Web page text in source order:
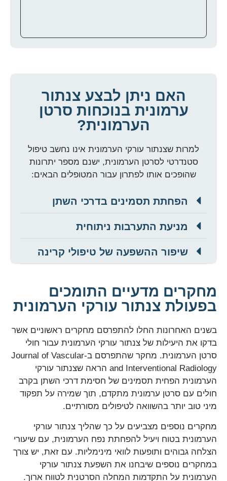
האם ניתן לבצע צנתור
ערמונית בנוכחות סרטן
הערמונית?
למרות שצנתור עורקי הערמונית אינו נחשב טיפול
סטנדרטי לסרטן הערמונית, ישנם מספר יתרונות
שהופכים אותו לפתרון עבור המטופלים הבאים:
הפחתת תסמינים בדרכי השתן
מניעת התערבות ניתוחית
שיפור ההשפעה של טיפולי קרינה
מחקרים מדעיים התומכים
בפעולת צנתור עורקי הערמונית
בשנים האחרונות החלו להתפרסם מחקרים ראשוניים אשר
בדקו את היעילות של צנתור עורקי הערמונית עבור חולי
סרטן הערמונית. מחקר שהתפרסם ב-Journal of Vascular
and Interventional Radiology הראה שצנתור עורקי
הערמונית הפחית תסמינים של חסימת דרכי השתן בקרב
חולים עם סרטן ערמונית מתקדם, תוך שמירה על תפקוד
מיני טוב יותר בהשוואה לטיפולים מסורתיים.
מחקרים נוספים מצביעים על כך שהליך צנתור עורקי
הערמונית בטוח ויעיל להפחתת נפח הערמונית, עם שיעורי
הצלחה גבוהים ותופעות לוואי מינימליות. עם זאת, יש צורך
במחקרים נוספים שיבחנו את השפעת צנתור עורקי
הערמונית על התקדמות המחלה הסרטנית לטווח ארוך.